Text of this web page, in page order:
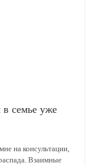
семье уже
на консультации,
Взаимные